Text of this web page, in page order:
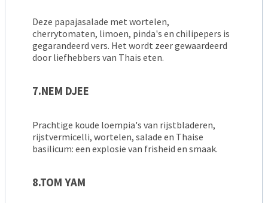
Deze papajasalade met wortelen,
cherrytomaten, limoen, pinda's en chilipepers is
gegarandeerd vers. Het wordt zeer gewaardeerd
door liefhebbers van Thais eten.
7.NEM DJEE
Prachtige koude loempia's van rijstbladeren,
rijstvermicelli, wortelen, salade en Thaise
basilicum: een explosie van frisheid en smaak.
8.TOM YAM